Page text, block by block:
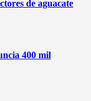
de aguacate
400 mil